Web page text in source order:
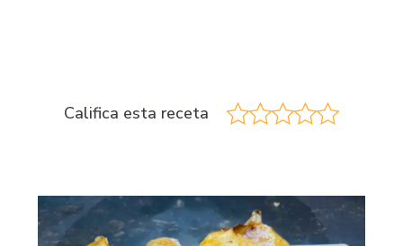
Califica esta receta